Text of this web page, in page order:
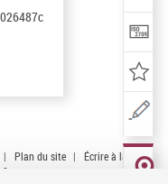
| Plan du site |
Écrire à la